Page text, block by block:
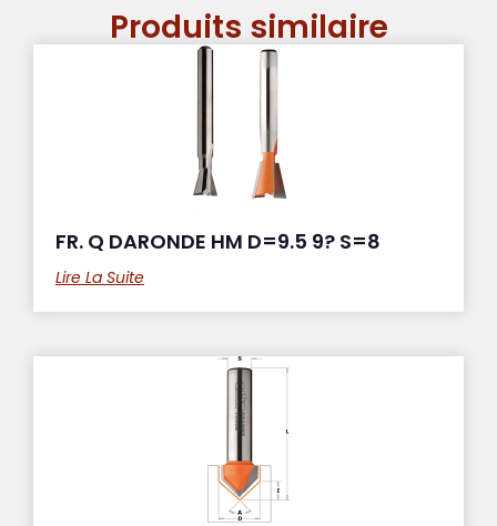
Produits similaire
FR. Q DARONDE HM D=9.5 9? S=8
Lire La Suite